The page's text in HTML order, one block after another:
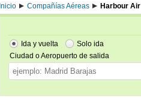
Inicio Compañías Aéreas Harbour Air
Ida y vuelta
Solo ida
Ciudad o Aeropuerto de salida